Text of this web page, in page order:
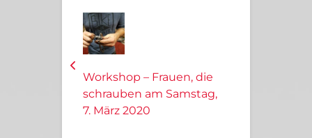
Workshop – Frauen, die
schrauben am Samstag,
7. März 2020